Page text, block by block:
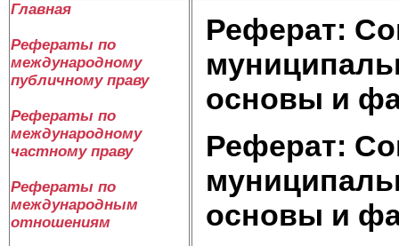
Главная
Рефераты по
международному
публичному праву
Рефераты по
международному
частному праву
Рефераты по
международным
отношениям
Реферат:
основы и
Реферат:
основы и